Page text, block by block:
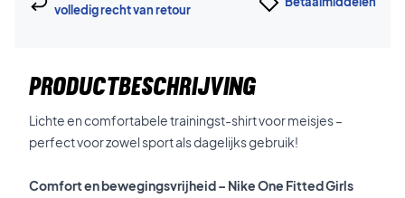
volledig recht van retour
PRODUCTBESCHRIJVING
Lichte en comfortabele trainingst-shirt voor meisjes –
perfect voor zowel sport als dagelijks gebruik!
Comfort en bewegingsvrijheid – Nike One Fitted Girls